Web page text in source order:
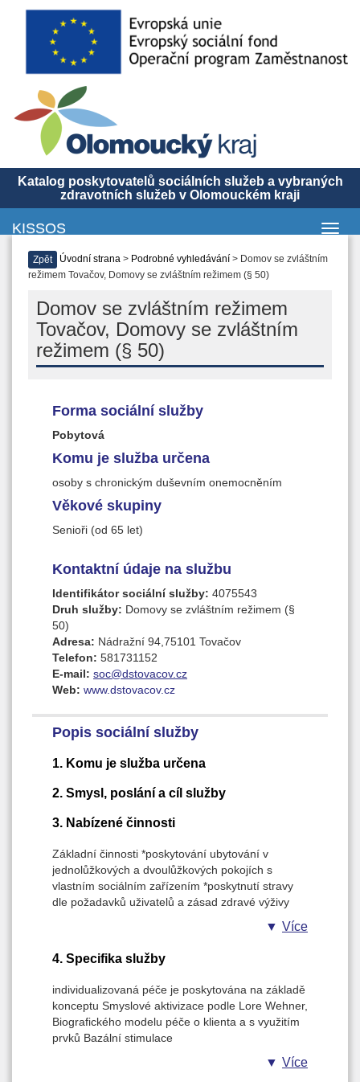
Katalog poskytovatelů sociálních služeb a vybraných
zdravotních služeb v Olomouckém kraji
KISSOS
Zpět Úvodní strana > Podrobné vyhledávání > Domov se zvláštním
režimem Tovačov, Domovy se zvláštním režimem (§ 50)
Domov se zvláštním režimem
Tovačov, Domovy se zvláštním
režimem (§ 50)
Forma sociální služby
Pobytová
Komu je služba určena
osoby s chronickým duševním onemocněním
Věkové skupiny
Senioři (od 65 let)
Kontaktní údaje na službu
Identifikátor sociální služby: 4075543
Druh služby: Domovy se zvláštním režimem (§
50)
Adresa: Nádražní 94,75101 Tovačov
Telefon: 581731152
E-mail: soc@dstovacov.cz
Web: www.dstovacov.cz
Popis sociální služby
1. Komu je služba určena
2. Smysl, poslání a cíl služby
3. Nabízené činnosti
Základní činnosti *poskytování ubytování v
jednolůžkových a dvoulůžkových pokojích s
vlastním sociálním zařízením *poskytnutí stravy
dle požadavků uživatelů a zásad zdravé výživy
péče *pomoc při zvládání běžných úkonů péče o
vlastní osobu a pomoc při hygieně *stálá
ošetřovatelsko-zdravotnická péče *
prostředím * aktivizační činnosti (volnočasové
aktivity) * pomoc při uplatňování práv a
oprávněných zájmů
Více
4. Specifika služby
individualizovaná péče je poskytována na základě
konceptu Smyslové aktivizace podle Lore Wehner,
Biografického modelu péče o klienta a s využitím
prvků Bazální stimulace
Více